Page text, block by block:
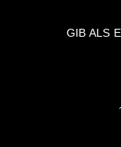
GIB ALS